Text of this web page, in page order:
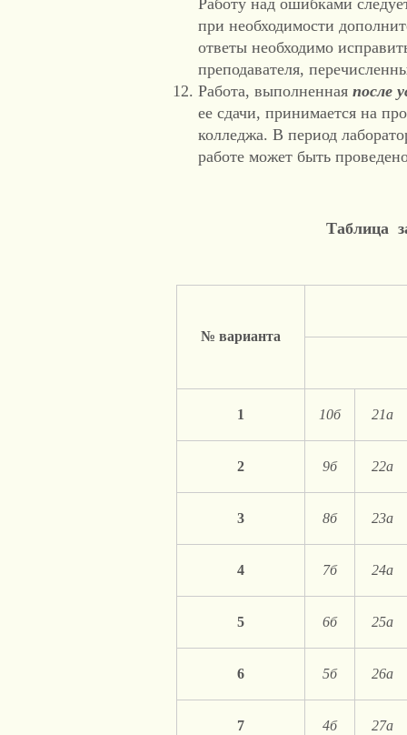
Работу над ошибками
при необходимости
ответы необходимо
преподавателя,
Работа, выполненная после
ее сдачи, принимается на
колледжа. В период
работе может быть
Таблица
№ варианта
1 10б 21а
2 9б 22а
3 8б 23а
4 7б 24а
5 6б 25а
6 5б 26а
7 4б 27а